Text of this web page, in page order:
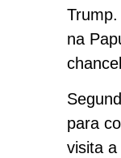
na
para
visita